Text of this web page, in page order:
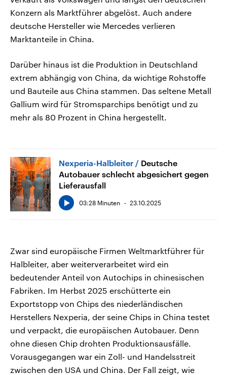
Konzern als Marktführer abgelöst. Auch andere
deutsche Hersteller wie Mercedes verlieren
Marktanteile in China.
Darüber hinaus ist die Produktion in Deutschland
extrem abhängig von China, da wichtige Rohstoffe
und Bauteile aus China stammen. Das seltene Metall
Gallium wird für Stromsparchips benötigt und zu
mehr als 80 Prozent in China hergestellt.
Nexperia-Halbleiter
Deutsche
Autobauer schlecht abgesichert gegen
Lieferausfall
03:28 Minuten 23.10.2025
Zwar sind europäische Firmen Weltmarktführer für
Halbleiter, aber weiterverarbeitet wird ein
bedeutender Anteil von Autochips in chinesischen
Fabriken. Im Herbst 2025 erschütterte ein
Exportstopp von Chips des niederländischen
Herstellers Nexperia, der seine Chips in China testet
und verpackt, die europäischen Autobauer. Denn
ohne diesen Chip drohten Produktionsausfälle.
Vorausgegangen war ein Zoll- und Handelsstreit
zwischen den USA und China. Der Fall zeigt, wie